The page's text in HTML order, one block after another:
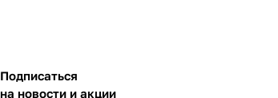
Подписаться
на новости и акции